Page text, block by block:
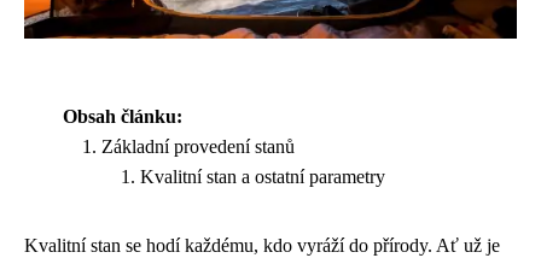
Obsah článku:
Základní provedení stanů
Kvalitní stan a ostatní parametry
Kvalitní stan se hodí každému, kdo vyráží do přírody. Ať už je